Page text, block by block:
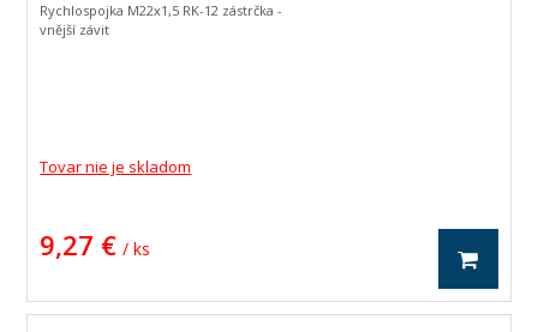
Tovar nie je skladom
9,27 € / ks
Rychlospojka M22x1,5 RK-12 zástrčka -
vnější závit